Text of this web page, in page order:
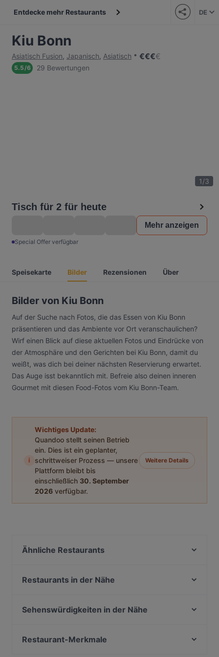
Entdecke mehr Restaurants DE
Kiu Bonn
Asiatisch Fusion, Japanisch, Asiatisch €€€€
5.5/6 29 Bewertungen
1/3
Tisch für 2 für heute
Mehr anzeigen
Special Offer verfügbar
Speisekarte Bilder Rezensionen Über
Bilder von Kiu Bonn
Auf der Suche nach Fotos, die das Essen von Kiu Bonn
präsentieren und das Ambiente vor Ort veranschaulichen?
Wirf einen Blick auf diese aktuellen Fotos und Eindrücke von
der Atmosphäre und den Gerichten bei Kiu Bonn, damit du
weißt, was dich bei deiner nächsten Reservierung erwartet.
Das Auge isst bekanntlich mit. Befreie also deinen inneren
Gourmet mit diesen Food-Fotos vom Kiu Bonn-Team.
i
Wichtiges Update:
Quandoo stellt seinen Betrieb
ein. Dies ist ein geplanter,
schrittweiser Prozess — unsere
Plattform bleibt bis
einschließlich 30. September
2026 verfügbar.
Weitere Details
Ähnliche Restaurants
Cala-Dor Mini-Pizzeria
HOMEI Gyoza
Olivenzweig Restaurant
Restaurants in der Nähe
Burger Haus
Sehenswürdigkeiten in der Nähe
Gabriel Filmtheater, München
Restaurant-Merkmale